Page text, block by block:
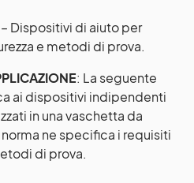
Dispositivi di aiuto per
e metodi di prova.
: La seguente
ai dispositivi indipendenti
in una vaschetta da
ne specifica i requisiti
di prova.